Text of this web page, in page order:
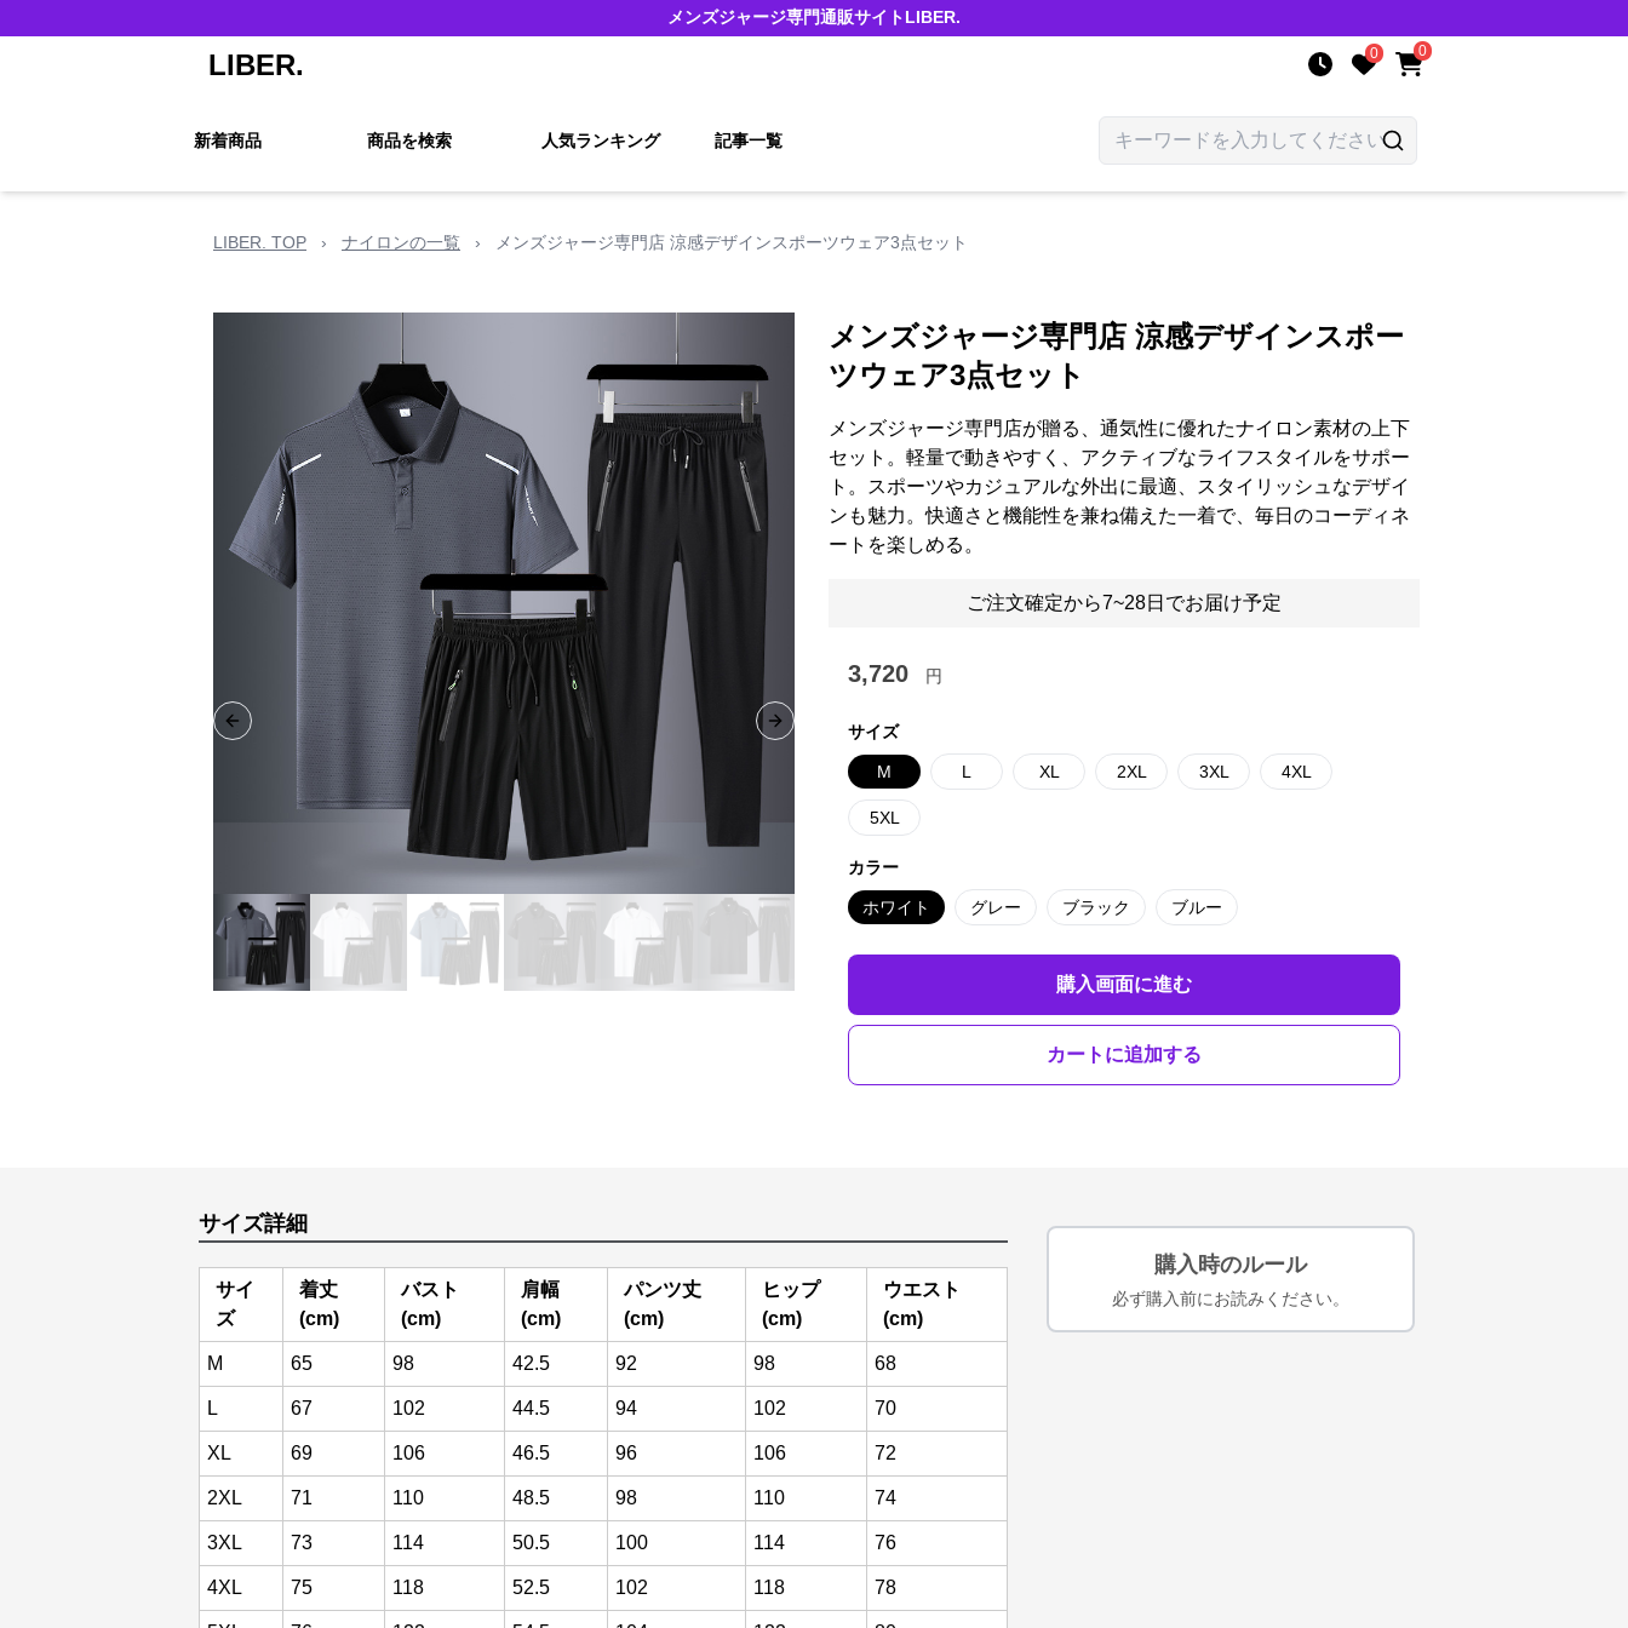
メンズジャージ専門通販サイトLIBER.
LIBER. 0 0
新着商品 商品を検索 人気ランキング 記事一覧
LIBER. TOP › ナイロンの一覧 › メンズジャージ専門店 涼感デザインスポーツウェア3点セット
Previous slide Next slide
メンズジャージ専門店 涼感デザインスポー
ツウェア3点セット
メンズジャージ専門店が贈る、通気性に優れたナイロン素材の上下
セット。軽量で動きやすく、アクティブなライフスタイルをサポー
ト。スポーツやカジュアルな外出に最適、スタイリッシュなデザイ
ンも魅力。快適さと機能性を兼ね備えた一着で、毎日のコーディネ
ートを楽しめる。
ご注文確定から7~28日でお届け予定
3,720 円
サイズ
M L XL 2XL 3XL 4XL
5XL
カラー
ホワイト グレー ブラック ブルー
購入画面に進む
カートに追加する
サイズ詳細
サイ
ズ
着丈
(cm)
バスト
(cm)
肩幅
(cm)
パンツ丈
(cm)
ヒップ
(cm)
ウエスト
(cm)
M 65 98 42.5 92 98 68
L 67 102 44.5 94 102 70
XL 69 106 46.5 96 106 72
2XL 71 110 48.5 98 110 74
3XL 73 114 50.5 100 114 76
4XL 75 118 52.5 102 118 78
購入時のルール
必ず購入前にお読みください。